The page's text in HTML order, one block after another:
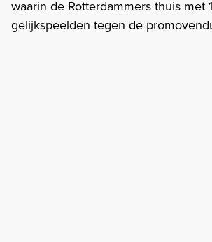
waarin de Rotterdammers thuis met
gelijkspeelden tegen de